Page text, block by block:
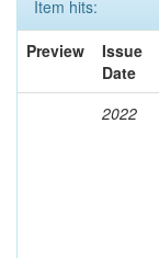
Item hits:
Preview
Issue
Date
2022